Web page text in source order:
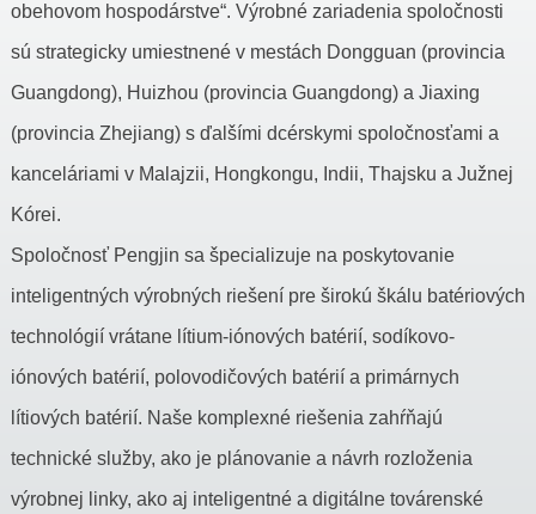
obehovom hospodárstve“. Výrobné zariadenia spoločnosti
sú strategicky umiestnené v mestách Dongguan (provincia
Guangdong), Huizhou (provincia Guangdong) a Jiaxing
(provincia Zhejiang) s ďalšími dcérskymi spoločnosťami a
kanceláriami v Malajzii, Hongkongu, Indii, Thajsku a Južnej
Kórei.
Spoločnosť Pengjin sa špecializuje na poskytovanie
inteligentných výrobných riešení pre širokú škálu batériových
technológií vrátane lítium-iónových batérií, sodíkovo-
iónových batérií, polovodičových batérií a primárnych
lítiových batérií. Naše komplexné riešenia zahŕňajú
technické služby, ako je plánovanie a návrh rozloženia
výrobnej linky, ako aj inteligentné a digitálne továrenské